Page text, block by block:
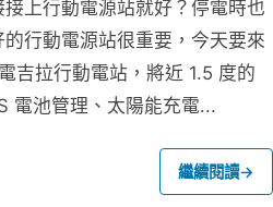
上行動電源站就好？停電時也
行動電源站很重要，今天要來
吉拉行動電站，將近 1.5 度的
電池管理、太陽能充電...
繼續閱讀→